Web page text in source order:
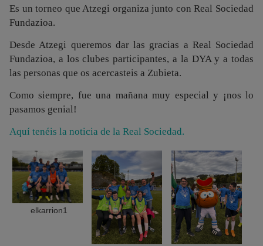
Es un torneo que Atzegi organiza junto con Real Sociedad
Fundazioa.
Desde Atzegi queremos dar las gracias a Real Sociedad
Fundazioa, a los clubes participantes, a la DYA y a todas
las personas que os acercasteis a Zubieta.
Como siempre, fue una mañana muy especial y ¡nos lo
pasamos genial!
Aquí tenéis la noticia de la Real Sociedad.
elkarrion1